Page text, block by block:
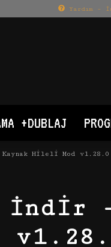
Yardım –
+DUBLAJ
Hileli Mod v1.28.0
İndir